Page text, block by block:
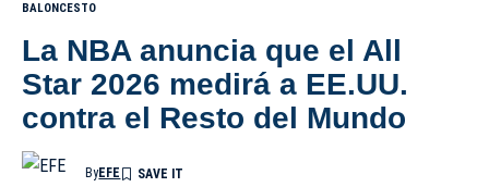
BALONCESTO
La NBA anuncia que el All
Star 2026 medirá a EE.UU.
contra el Resto del Mundo
ByEFE